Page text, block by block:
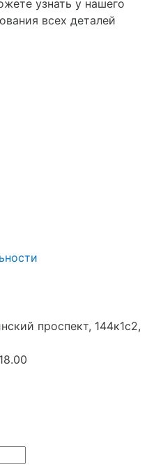
узнать у нашего
всех деталей
проспект, 144к1с2,